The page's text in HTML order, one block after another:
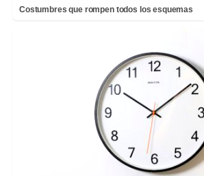
Costumbres que rompen todos los esquemas